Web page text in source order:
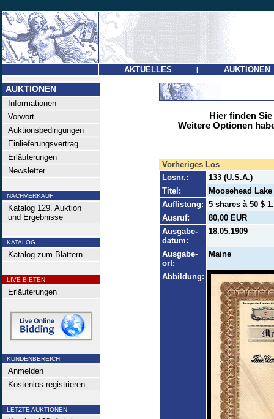
AKTUELLES | AUKTIONEN
AUKTIONEN
Informationen
Vorwort
Auktionsbedingungen
Einlieferungsvertrag
Erläuterungen
Newsletter
NACHVERKAUF
Katalog 129. Auktion
und Ergebnisse
KATALOG
Katalog zum Blättern
LIVE BIETEN
Erläuterungen
KUNDENBEREICH
Anmelden
Kostenlos registrieren
LETZTE AUKTIONEN
Hier finden
Weitere Optionen
Vorheriges Los
Losnr.:
133 (U.S.A.)
Titel:
Moosehead
Auflistung: 5 shares à 50 $
Ausruf:
80,00 EUR
Ausgabe-
datum:
18.05.1909
Ausgabe-
ort:
Maine
Abbildung: